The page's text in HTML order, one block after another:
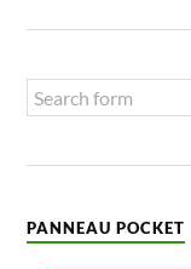
PANNEAU POCKET